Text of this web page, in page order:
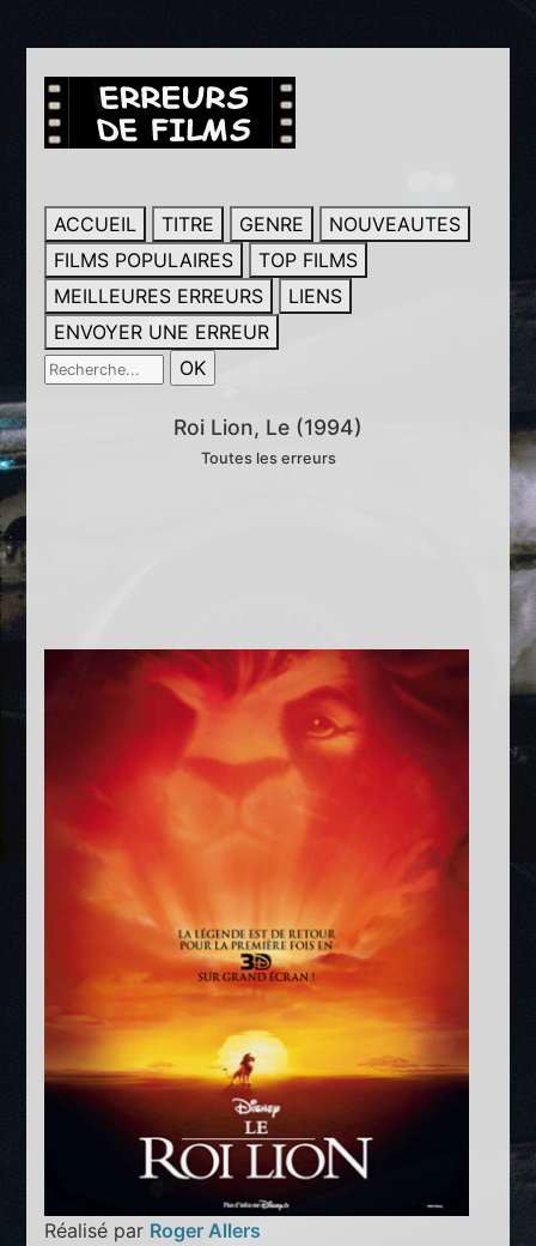
ACCUEIL TITRE GENRE
NOUVEAUTES
FILMS POPULAIRES
TOP FILMS
MEILLEURES ERREURS
LIENS
ENVOYER UNE ERREUR
Roi Lion, Le (1994)
Toutes les erreurs
Réalisé par Roger Allers